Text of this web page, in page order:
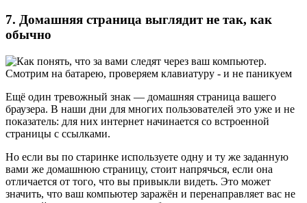
7. Домашняя страница выглядит не так, как
обычно
Ещё один тревожный знак — домашняя страница вашего
браузера. В наши дни для многих пользователей это уже и не
показатель: для них интернет начинается со встроенной
страницы с ссылками.
Но если вы по старинке используете одну и ту же заданную
вами же домашнюю страницу, стоит напрячься, если она
отличается от того, что вы привыкли видеть. Это может
значить, что ваш компьютер заражён и перенаправляет вас не